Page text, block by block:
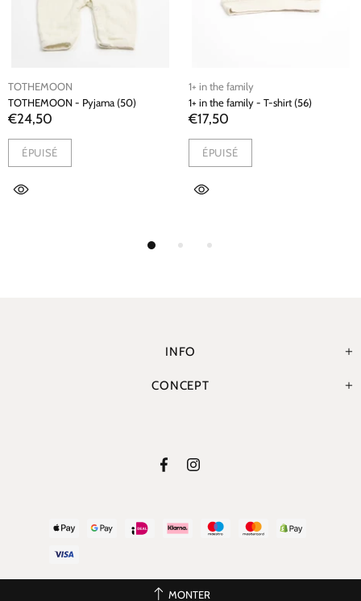
TOTHEMOON
TOTHEMOON - Pyjama (50)
€24,50
ÉPUISÉ
1+ in the family
1+ in the family - T-shirt (56)
€17,50
ÉPUISÉ
INFO
CONCEPT
MONTER